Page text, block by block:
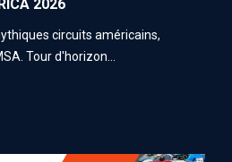
2026
circuits américains,
Tour d'horizon...